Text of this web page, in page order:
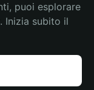
puoi esplorare
Inizia subito il